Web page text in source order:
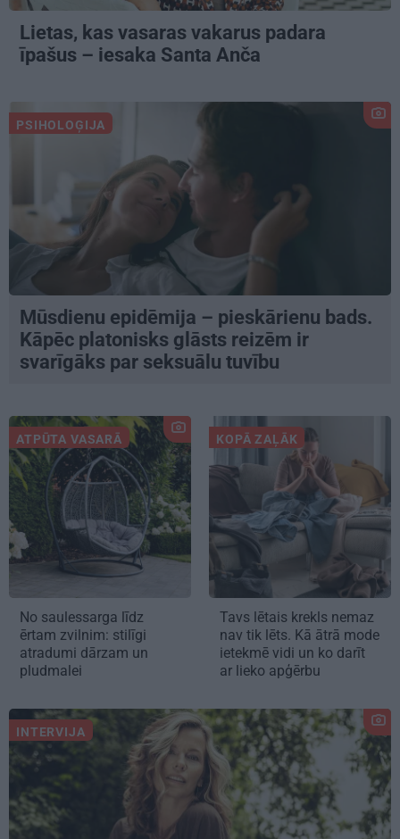
Lietas, kas vasaras vakarus padara
īpašus – iesaka Santa Anča
PSIHOLOĢIJA
Mūsdienu epidēmija – pieskārienu bads.
Kāpēc platonisks glāsts reizēm ir
svarīgāks par seksuālu tuvību
ATPŪTA VASARĀ
No saulessarga līdz
ērtam zvilnim: stilīgi
atradumi dārzam un
pludmalei
KOPĀ ZAĻĀK
Tavs lētais krekls nemaz
nav tik lēts. Kā ātrā mode
ietekmē vidi un ko darīt
ar lieko apģērbu
INTERVIJA